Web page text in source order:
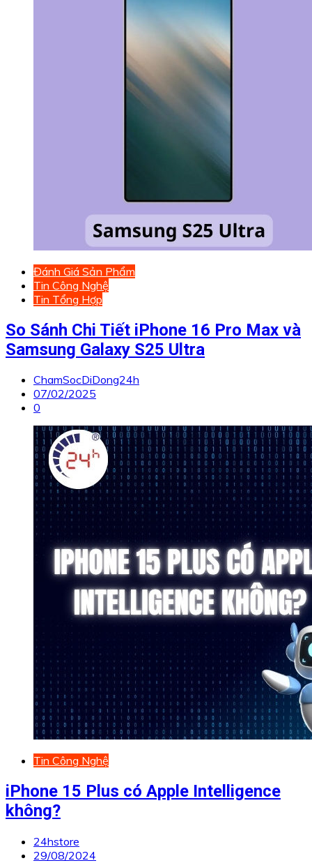
Đánh Giá Sản Phẩm
Tin Công Nghệ
Tin Tổng Hợp
So Sánh Chi Tiết iPhone 16 Pro Max và
Samsung Galaxy S25 Ultra
ChamSocDiDong24h
07/02/2025
0
Tin Công Nghệ
iPhone 15 Plus có Apple Intelligence
không?
24hstore
29/08/2024